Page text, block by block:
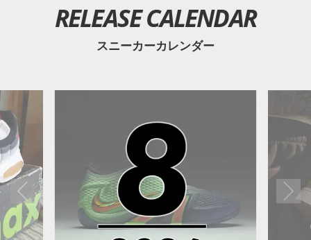
RELEASE CALENDAR
スニーカーカレンダー